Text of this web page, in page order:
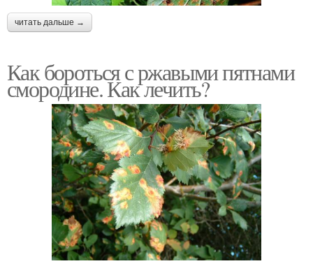
читать дальше →
Как бороться с ржавыми пятнами
смородине. Как лечить?